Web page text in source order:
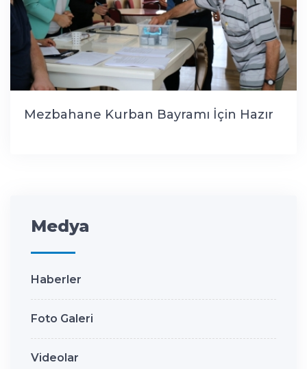
Mezbahane Kurban Bayramı İçin Hazır
Medya
Haberler
Foto Galeri
Videolar